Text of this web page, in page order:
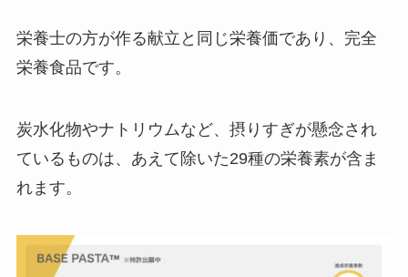
栄養士の方が作る献立と同じ栄養価であり、完全
栄養食品です。
炭水化物やナトリウムなど、摂りすぎが懸念され
ているものは、あえて除いた29種の栄養素が含ま
れます。